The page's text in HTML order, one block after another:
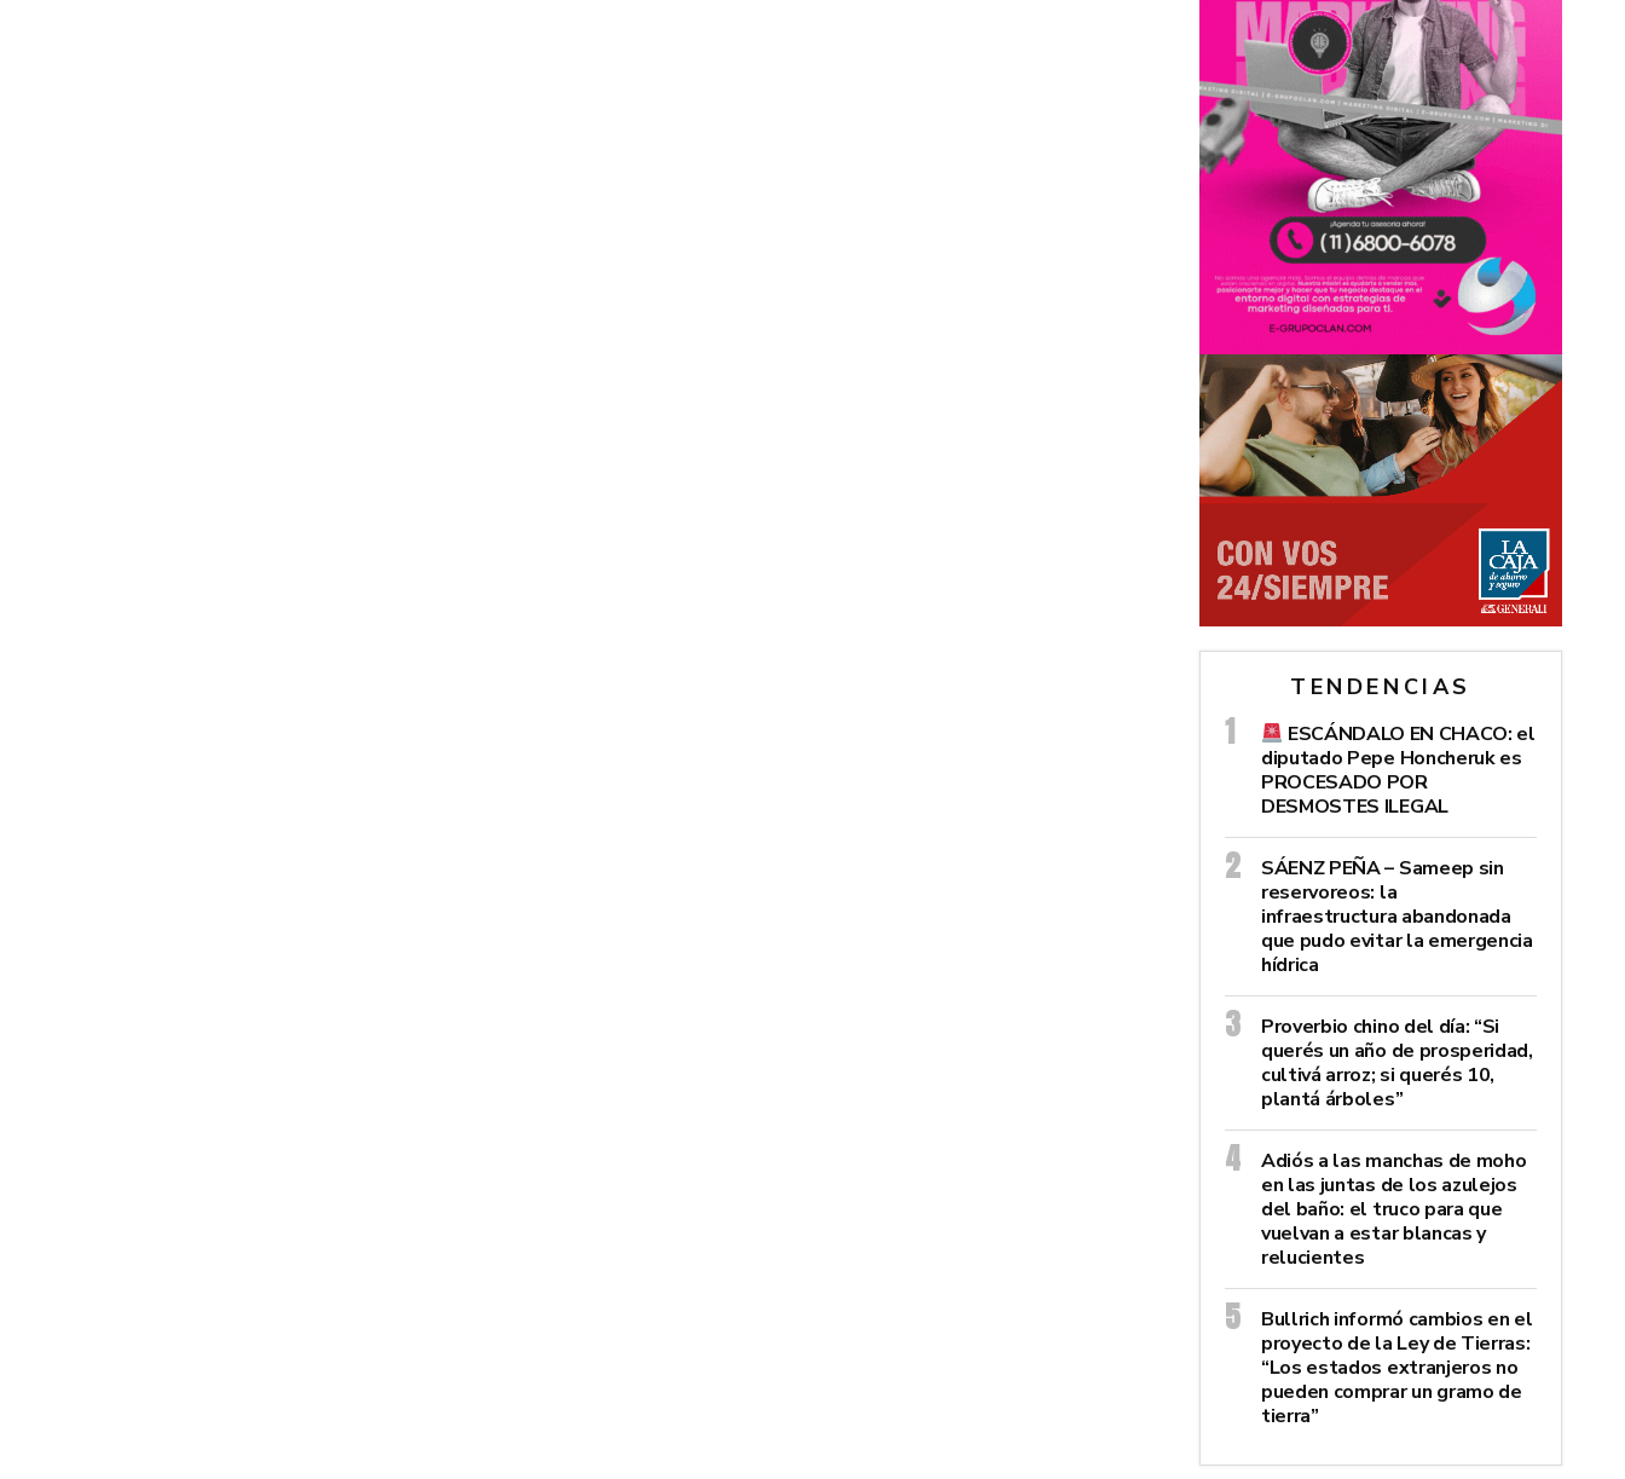
TENDENCIAS
ESCÁNDALO EN CHACO: el
diputado Pepe Honcheruk es
PROCESADO POR
DESMOSTES ILEGAL
SÁENZ PEÑA – Sameep sin
reservoreos: la
infraestructura abandonada
que pudo evitar la emergencia
hídrica
Proverbio chino del día: “Si
querés un año de prosperidad,
cultivá arroz; si querés 10,
plantá árboles”
Adiós a las manchas de moho
en las juntas de los azulejos
del baño: el truco para que
vuelvan a estar blancas y
relucientes
Bullrich informó cambios en el
proyecto de la Ley de Tierras:
“Los estados extranjeros no
pueden comprar un gramo de
tierra”